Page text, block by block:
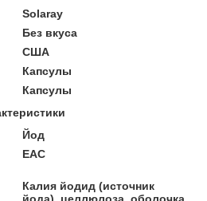
Solaray
Без вкуса
США
Капсулы
Капсулы
Йод
ЕАС
Калия йодид (источник
йода), целлюлоза, оболочка